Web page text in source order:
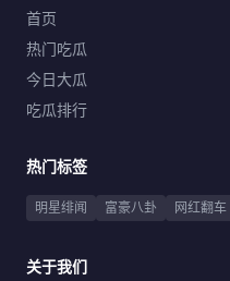
首页
热门吃瓜
今日大瓜
吃瓜排行
热门标签
明星绯闻 富豪八卦 网红翻车
关于我们